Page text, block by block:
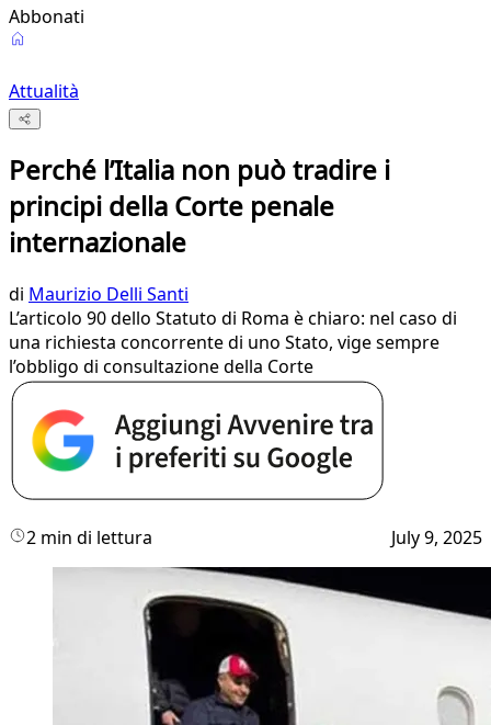
Abbonati
Attualità
Perché l’Italia non può tradire i
principi della Corte penale
internazionale
di Maurizio Delli Santi
L’articolo 90 dello Statuto di Roma è chiaro: nel caso di
una richiesta concorrente di uno Stato, vige sempre
l’obbligo di consultazione della Corte
2 min di lettura July 9, 2025